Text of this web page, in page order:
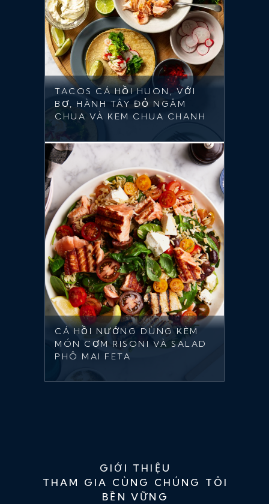
TACOS CÁ HỒI HUON, VỚI
BƠ, HÀNH TÂY ĐỎ NGÂM
CHUA VÀ KEM CHUA CHANH
CÁ HỒI NƯỚNG DÙNG KÈM
MÓN CƠM RISONI VÀ SALAD
PHÔ MAI FETA
GIỚI THIỆU
THAM GIA CÙNG CHÚNG TÔI
BỀN VỮNG